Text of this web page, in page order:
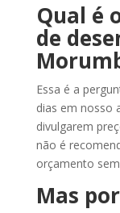
Qual é
de
Essa é a
dias em nosso
divulgarem
não é
orçamento
Mas